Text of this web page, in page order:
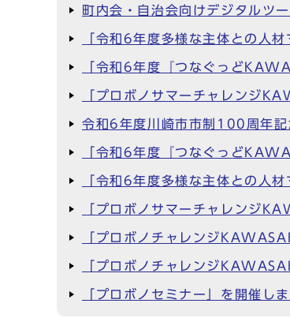
町内会・自治会向けデジタルツ
「令和6年度多様な主体との人
「令和6年度『つなぐっど
「プロボノサマーチャレンジ
令和6年度川崎市市制100周年記
「令和6年度『つなぐっど
「令和6年度多様な主体との人
「プロボノサマーチャレンジ
「プロボノチャレンジ
「プロボノチャレンジ
「プロボノセミナー」を開催し